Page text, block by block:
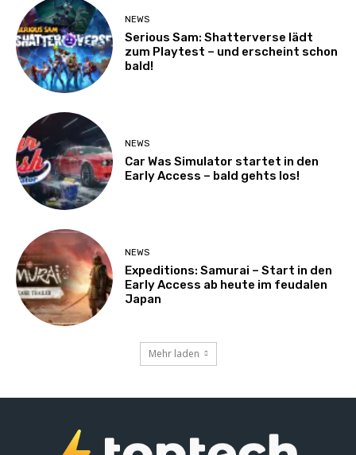
NEWS
Serious Sam: Shatterverse lädt
zum Playtest – und erscheint schon
bald!
NEWS
Car Was Simulator startet in den
Early Access – bald gehts los!
NEWS
Expeditions: Samurai – Start in den
Early Access ab heute im feudalen
Japan
Mehr laden